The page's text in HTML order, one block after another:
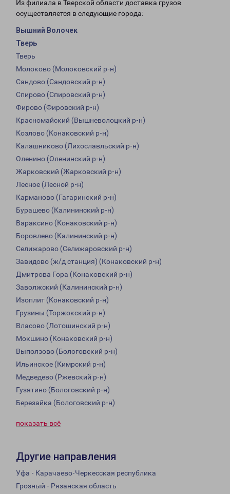
Из филиала в Тверской области доставка грузов
осуществляется в следующие города:
Вышний Волочек
Тверь
Тверь
Молоково (Молоковский р-н)
Сандово (Сандовский р-н)
Спирово (Спировский р-н)
Фирово (Фировский р-н)
Красномайский (Вышневолоцкий р-н)
Козлово (Конаковский р-н)
Калашниково (Лихославльский р-н)
Оленино (Оленинский р-н)
Жарковский (Жарковский р-н)
Лесное (Лесной р-н)
Карманово (Гагаринский р-н)
Бурашево (Калининский р-н)
Вараксино (Конаковский р-н)
Боровлево (Калининский р-н)
Селижарово (Селижаровский р-н)
Завидово (ж/д станция) (Конаковский р-н)
Дмитрова Гора (Конаковский р-н)
Заволжский (Калининский р-н)
Изоплит (Конаковский р-н)
Грузины (Торжокский р-н)
Власово (Лотошинский р-н)
Мокшино (Конаковский р-н)
Выползово (Бологовский р-н)
Ильинское (Кимрский р-н)
Медведево (Ржевский р-н)
Гузятино (Бологовский р-н)
Березайка (Бологовский р-н)
показать всё
Другие направления
Уфа - Карачаево-Черкесская республика
Грозный - Рязанская область